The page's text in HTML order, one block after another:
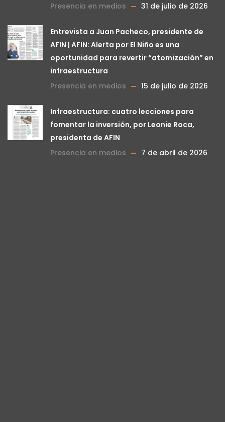
Presencia en medios
31 de julio de 2026
Entrevista a Juan Pacheco, presidente de
AFIN | AFIN: Alerta por El Niño es una
oportunidad para revertir “atomización” en
infraestructura
Presencia en medios
15 de julio de 2026
Infraestructura: cuatro lecciones para
fomentar la inversión, por Leonie Roca,
presidenta de AFIN
Presencia en medios
7 de abril de 2026